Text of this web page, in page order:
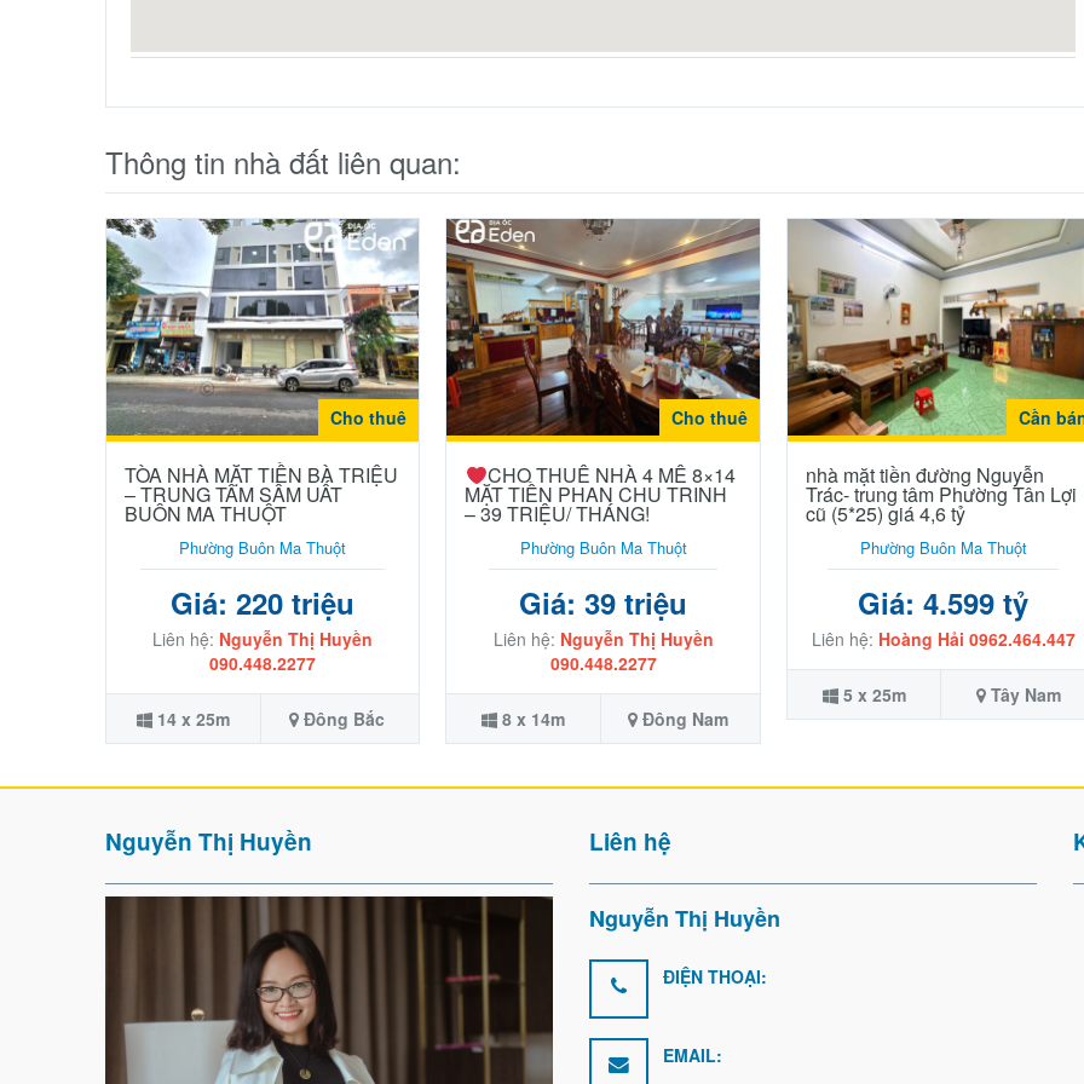
Thông tin nhà đất liên quan:
Cho thuê
TÒA NHÀ MẶT TIỀN BÀ TRIỆU
– TRUNG TÂM SẦM UẤT
BUÔN MA THUỘT
Phường Buôn Ma Thuột
Giá: 220 triệu
Liên hệ: Nguyễn Thị Huyền
090.448.2277
14 x 25m Đông Bắc
Cho thuê
CHO THUÊ NHÀ 4 MÊ 8×14
MẶT TIỀN PHAN CHU TRINH
– 39 TRIỆU/ THÁNG!
Phường Buôn Ma Thuột
Giá: 39 triệu
Liên hệ: Nguyễn Thị Huyền
090.448.2277
8 x 14m Đông Nam
Cần
nhà mặt tiền đường Nguyễn
Trác- trung tâm Phường Tân Lợi
cũ (5*25) giá 4,6 tỷ
Phường Buôn Ma Thuột
Giá: 4.599 tỷ
Liên hệ: Hoàng Hải 0962.464.447
5 x 25m Tây Nam
Nguyễn Thị Huyền Liên hệ
Nguyễn Thị Huyền
ĐIỆN THOẠI:
EMAIL: